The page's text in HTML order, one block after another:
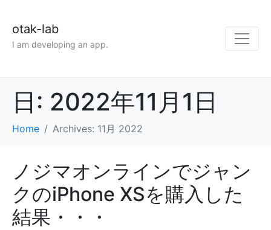
otak-lab
I am developing an app.
日: 2022年11月1日
Home Archives: 11月 2022
ノジマオンラインでジャン
クのiPhone XSを購入した
結果・・・